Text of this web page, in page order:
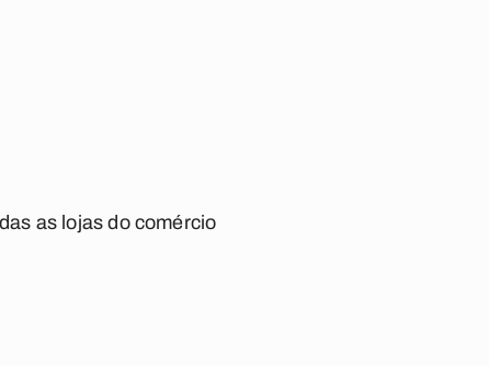
as lojas do comércio